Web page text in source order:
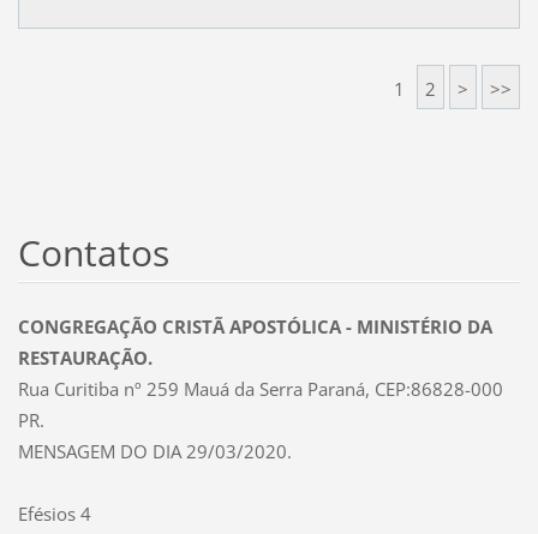
1 2 > >>
Contatos
CONGREGAÇÃO CRISTÃ APOSTÓLICA - MINISTÉRIO DA
RESTAURAÇÃO.
Rua Curitiba nº 259 Mauá da Serra Paraná, CEP:86828-000
PR.
MENSAGEM DO DIA 29/03/2020.
Efésios 4